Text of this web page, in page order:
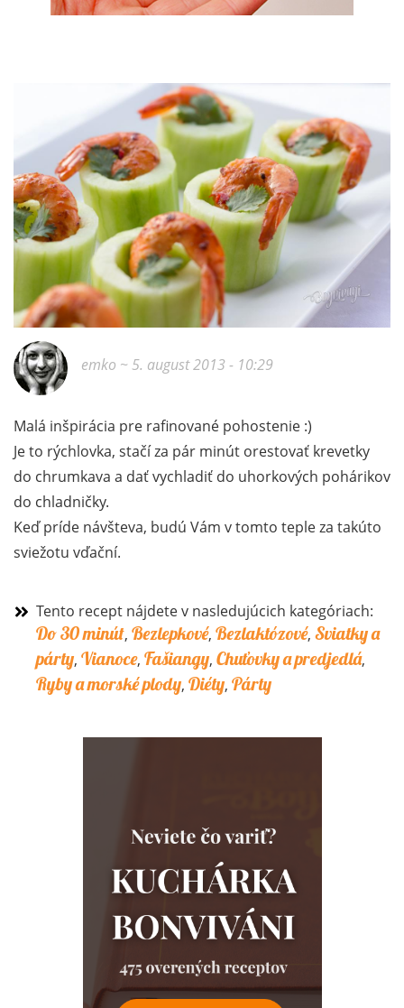
emko ~ 5. august 2013 - 10:29
Malá inšpirácia pre rafinované pohostenie :)
Je to rýchlovka, stačí za pár minút orestovať krevetky
do chrumkava a dať vychladiť do uhorkových pohárikov
do chladničky.
Keď príde návšteva, budú Vám v tomto teple za takúto
sviežotu vďační.
Tento recept nájdete v nasledujúcich kategóriach:
Do 30 minút, Bezlepkové, Bezlaktózové, Sviatky a
párty, Vianoce, Fašiangy, Chuťovky a predjedlá,
Ryby a morské plody, Diéty, Párty